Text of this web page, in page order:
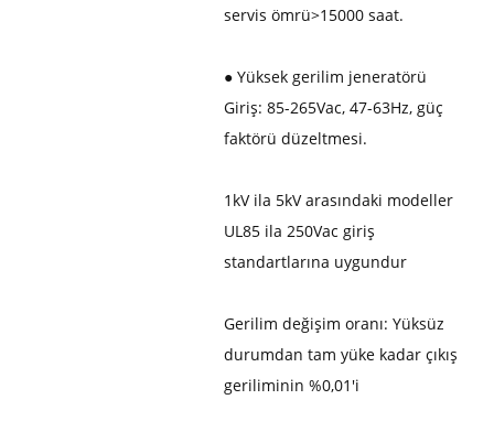
servis ömrü>15000 saat.
● Yüksek gerilim jeneratörü
Giriş: 85-265Vac, 47-63Hz, güç
faktörü düzeltmesi.
1kV ila 5kV arasındaki modeller
UL85 ila 250Vac giriş
standartlarına uygundur
Gerilim değişim oranı: Yüksüz
durumdan tam yüke kadar çıkış
geriliminin %0,01'i